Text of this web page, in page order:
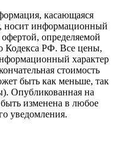
касающаяся
носит информационный
определяемой
Кодекса РФ. Все цены,
характер
стоимость
быть как меньше, так
Опубликованная на
изменена в любое
уведомления.